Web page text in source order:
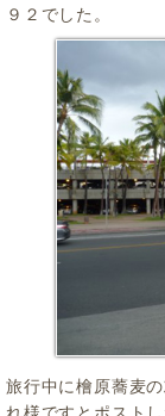
９２でした。
旅行中に檜原蕎麦
れ様ですとポスト